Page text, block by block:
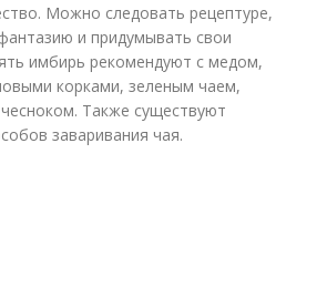
Можно следовать рецептуре,
и придумывать свои
имбирь рекомендуют с медом,
корками, зеленым чаем,
Также существуют
заваривания чая.